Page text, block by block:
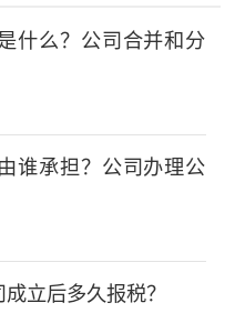
什么？公司合并和分
谁承担？公司办理公
立后多久报税？